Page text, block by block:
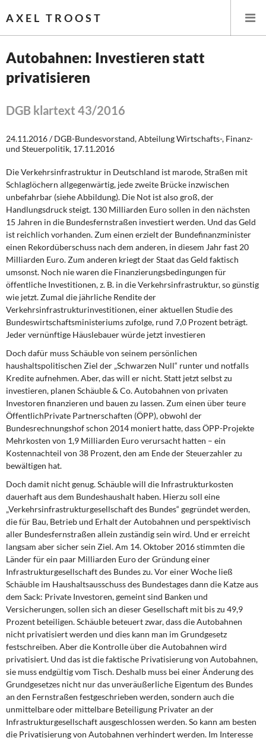
AXEL TROOST
Startseite
Themen
Leitlinien linker Wirtschafts- und Finanzpolitik
Steuer- und Finanzpolitik
Öffentliche Infrastruktur und Daseinsvorsorge
Eurokrise und Griechenland
DIE LINKE
Weitere Themen
Memo-Gruppe
Institut Solidarische Moderne
Rosa-Luxemburg-Stiftung
Über mich
Kontakt
Autobahnen: Investieren statt
privatisieren
DGB klartext 43/2016
24.11.2016 / DGB-Bundesvorstand, Abteilung Wirtschafts-, Finanz-
und Steuerpolitik, 17.11.2016
Die Verkehrsinfrastruktur in Deutschland ist marode, Straßen mit
Schlaglöchern allgegenwärtig, jede zweite Brücke inzwischen
unbefahrbar (siehe Abbildung). Die Not ist also groß, der
Handlungsdruck steigt. 130 Milliarden Euro sollen in den nächsten
15 Jahren in die Bundesfernstraßen investiert werden. Und das Geld
ist reichlich vorhanden. Zum einen erzielt der Bundefinanzminister
einen Rekordüberschuss nach dem anderen, in diesem Jahr fast 20
Milliarden Euro. Zum anderen kriegt der Staat das Geld faktisch
umsonst. Noch nie waren die Finanzierungsbedingungen für
öffentliche Investitionen, z. B. in die Verkehrsinfrastruktur, so günstig
wie jetzt. Zumal die jährliche Rendite der
Verkehrsinfrastrukturinvestitionen, einer aktuellen Studie des
Bundeswirtschaftsministeriums zufolge, rund 7,0 Prozent beträgt.
Jeder vernünftige Häuslebauer würde jetzt investieren
Doch dafür muss Schäuble von seinem persönlichen
haushaltspolitischen Ziel der „Schwarzen Null“ runter und notfalls
Kredite aufnehmen. Aber, das will er nicht. Statt jetzt selbst zu
investieren, planen Schäuble & Co. Autobahnen von privaten
Investoren finanzieren und bauen zu lassen. Zum einen über teure
ÖffentlichPrivate Partnerschaften (ÖPP), obwohl der
Bundesrechnungshof schon 2014 moniert hatte, dass ÖPP-Projekte
Mehrkosten von 1,9 Milliarden Euro verursacht hatten – ein
Kostennachteil von 38 Prozent, den am Ende der Steuerzahler zu
bewältigen hat.
Doch damit nicht genug. Schäuble will die Infrastrukturkosten
dauerhaft aus dem Bundeshaushalt haben. Hierzu soll eine
„Verkehrsinfrastrukturgesellschaft des Bundes“ gegründet werden,
die für Bau, Betrieb und Erhalt der Autobahnen und perspektivisch
aller Bundesfernstraßen allein zuständig sein wird. Und er erreicht
langsam aber sicher sein Ziel. Am 14. Oktober 2016 stimmten die
Länder für ein paar Milliarden Euro der Gründung einer
Infrastrukturgesellschaft des Bundes zu. Vor einer Woche ließ
Schäuble im Haushaltsausschuss des Bundestages dann die Katze aus
dem Sack: Private Investoren, gemeint sind Banken und
Versicherungen, sollen sich an dieser Gesellschaft mit bis zu 49,9
Prozent beteiligen. Schäuble beteuert zwar, dass die Autobahnen
nicht privatisiert werden und dies kann man im Grundgesetz
festschreiben. Aber die Kontrolle über die Autobahnen wird
privatisiert. Und das ist die faktische Privatisierung von Autobahnen,
sie muss endgültig vom Tisch. Deshalb muss bei einer Änderung des
Grundgesetzes nicht nur das unveräußerliche Eigentum des Bundes
an den Fernstraßen festgeschrieben werden, sondern auch die
unmittelbare oder mittelbare Beteiligung Privater an der
Infrastrukturgesellschaft ausgeschlossen werden. So kann am besten
die Privatisierung von Autobahnen verhindert werden. Im Interesse